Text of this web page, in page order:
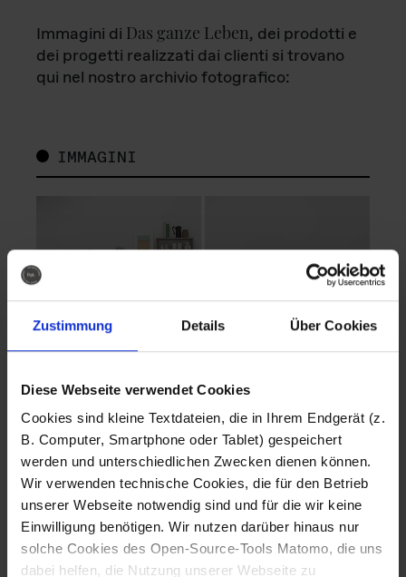
Zustimmung Details Über Cookies
Diese Webseite verwendet Cookies
Cookies sind kleine Textdateien, die in Ihrem Endgerät (z.
B. Computer, Smartphone oder Tablet) gespeichert
werden und unterschiedlichen Zwecken dienen können.
Wir verwenden technische Cookies, die für den Betrieb
unserer Webseite notwendig sind und für die wir keine
Einwilligung benötigen. Wir nutzen darüber hinaus nur
solche Cookies des Open-Source-Tools Matomo, die uns
dabei helfen, die Nutzung unserer Webseite zu
Immagini di Das ganze Leben, dei prodotti e
dei progetti realizzati dai clienti si trovano
qui nel nostro archivio fotografico:
IMMAGINI
Fotografo: Lorenz
Sternbach
Download
Fotografo: Lorenz
Sternbach
Download